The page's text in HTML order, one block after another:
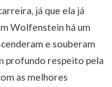
já que ela já
Wolfenstein há um
e souberam
profundo respeito pela
as melhores